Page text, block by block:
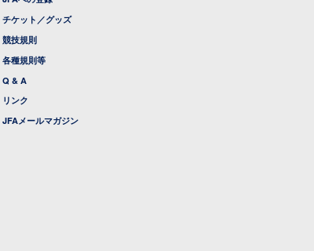
チケット／グッズ
競技規則
各種規則等
Q & A
リンク
JFAメールマガジン